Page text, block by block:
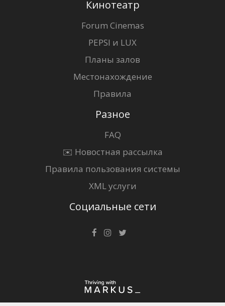
Кинотеатр
Forum Cinemas
PEPSI и LUX
Планы залов
Местонахождение
Правила
Разное
FAQ
✉️ Новостная рассылка
Правила пользования системы
XML услуги
Социальные сети